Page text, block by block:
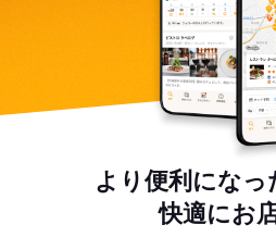
より便利にな
快適にお